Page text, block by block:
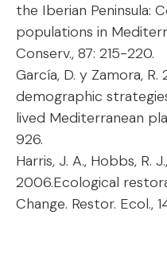
the Iberian Peninsula:
populations in
Conserv., 87: 215-220.
García, D. y Zamora,
demographic
lived Mediterranean
926.
Harris, J. A., Hobbs, R.
2006.Ecological
Change. Restor. Ecol.,